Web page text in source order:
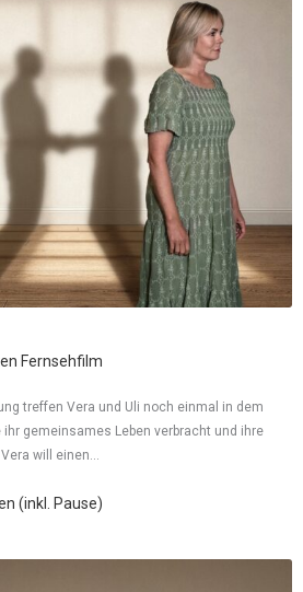
Fernsehfilm
treffen Vera und Uli noch einmal in dem
gemeinsames Leben verbracht und ihre
will einen...
(inkl. Pause)